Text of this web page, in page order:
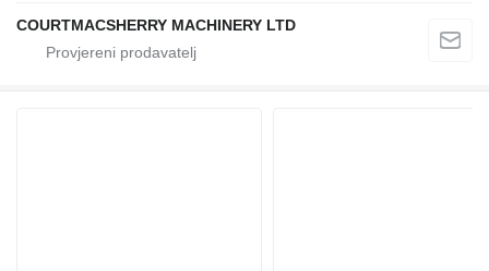
COURTMACSHERRY MACHINERY LTD